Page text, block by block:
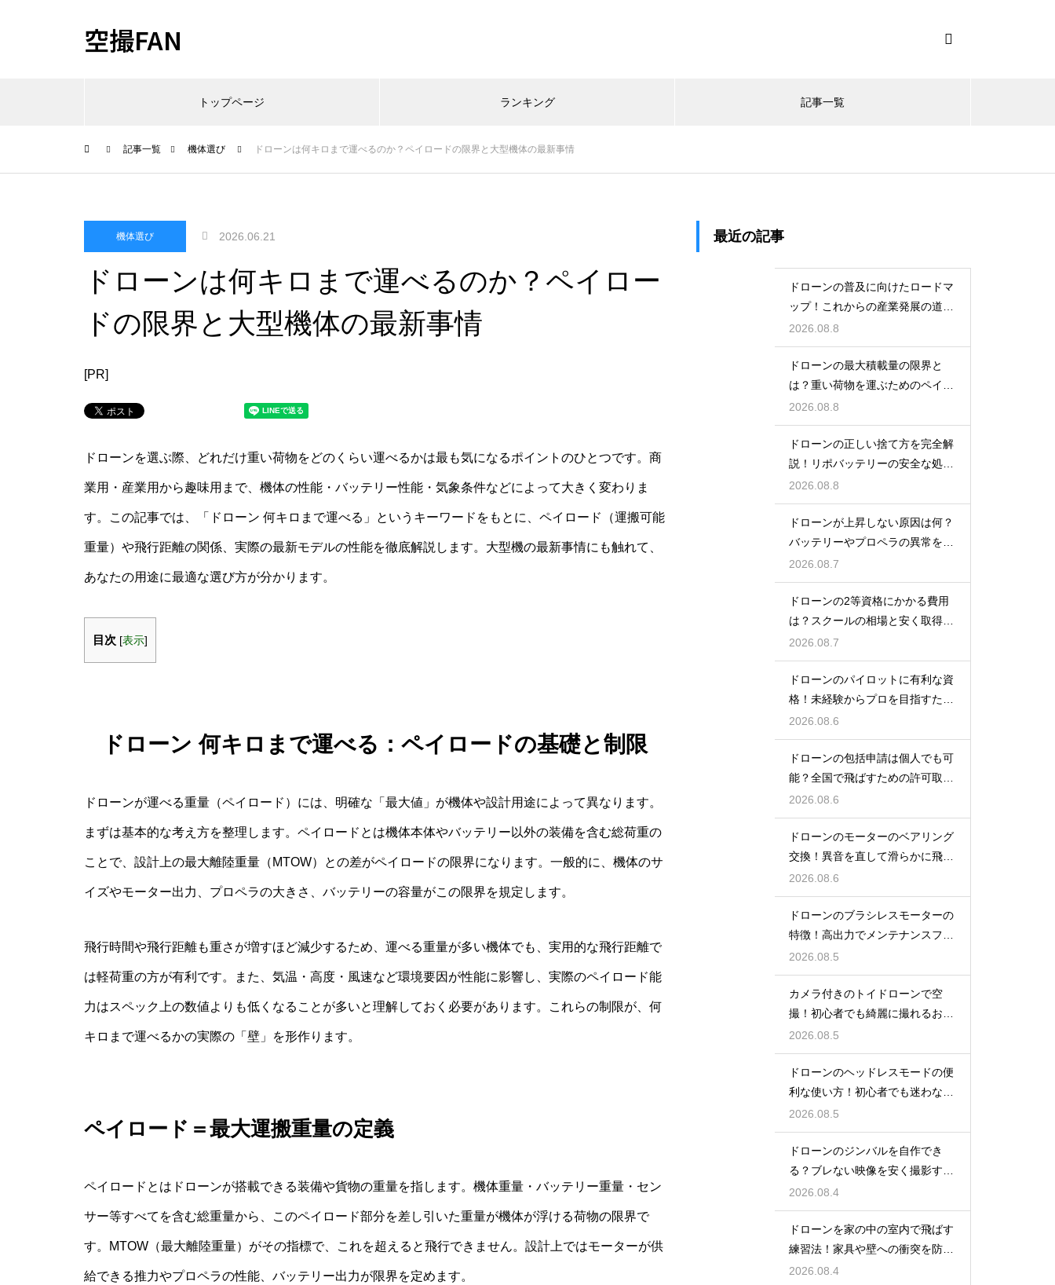
空撮FAN
トップページ ランキング 記事一覧
記事一覧 機体選び ドローンは何キロまで運べるのか？ペイロードの限界と大型機体の最新事情
機体選び 2026.06.21
ドローンは何キロまで運べるのか？ペイロー
ドの限界と大型機体の最新事情
[PR]
ドローンを選ぶ際、どれだけ重い荷物をどのくらい運べるかは最も気になるポイントのひとつです。商
業用・産業用から趣味用まで、機体の性能・バッテリー性能・気象条件などによって大きく変わりま
す。この記事では、「ドローン 何キロまで運べる」というキーワードをもとに、ペイロード（運搬可能
重量）や飛行距離の関係、実際の最新モデルの性能を徹底解説します。大型機の最新事情にも触れて、
あなたの用途に最適な選び方が分かります。
目次 [表示]
ドローン 何キロまで運べる：ペイロードの基礎と制限
ドローンが運べる重量（ペイロード）には、明確な「最大値」が機体や設計用途によって異なります。
まずは基本的な考え方を整理します。ペイロードとは機体本体やバッテリー以外の装備を含む総荷重の
ことで、設計上の最大離陸重量（MTOW）との差がペイロードの限界になります。一般的に、機体のサ
イズやモーター出力、プロペラの大きさ、バッテリーの容量がこの限界を規定します。
飛行時間や飛行距離も重さが増すほど減少するため、運べる重量が多い機体でも、実用的な飛行距離で
は軽荷重の方が有利です。また、気温・高度・風速など環境要因が性能に影響し、実際のペイロード能
力はスペック上の数値よりも低くなることが多いと理解しておく必要があります。これらの制限が、何
キロまで運べるかの実際の「壁」を形作ります。
ペイロード＝最大運搬重量の定義
ペイロードとはドローンが搭載できる装備や貨物の重量を指します。機体重量・バッテリー重量・セン
サー等すべてを含む総重量から、このペイロード部分を差し引いた重量が機体が浮ける荷物の限界で
す。MTOW（最大離陸重量）がその指標で、これを超えると飛行できません。設計上ではモーターが供
給できる推力やプロペラの性能、バッテリー出力が限界を定めます。
最近の記事
ドローンの普及に向けたロードマ
ップ！これからの産業発展の道筋
を探る
2026.08.8
ドローンの最大積載量の限界と
は？重い荷物を運ぶためのペイロ
ードの仕組み
2026.08.8
ドローンの正しい捨て方を完全解
説！リポバッテリーの安全な処分
手順
2026.08.8
ドローンが上昇しない原因は何？
バッテリーやプロペラの異常を見
抜く
2026.08.7
ドローンの2等資格にかかる費用
は？スクールの相場と安く取得す
る裏技
2026.08.7
ドローンのパイロットに有利な資
格！未経験からプロを目指すため
のスクール
2026.08.6
ドローンの包括申請は個人でも可
能？全国で飛ばすための許可取得
マニュアル
2026.08.6
ドローンのモーターのベアリング
交換！異音を直して滑らかに飛ば
す術
2026.08.6
ドローンのブラシレスモーターの
特徴！高出力でメンテナンスフリ
ーの仕組み
2026.08.5
カメラ付きのトイドローンで空
撮！初心者でも綺麗に撮れるおす
すめ機種
2026.08.5
ドローンのヘッドレスモードの便
利な使い方！初心者でも迷わない
操縦
2026.08.5
ドローンのジンバルを自作でき
る？ブレない映像を安く撮影する
裏技
2026.08.4
ドローンを家の中の室内で飛ばす
練習法！家具や壁への衝突を防ぐ
安全対策
2026.08.4